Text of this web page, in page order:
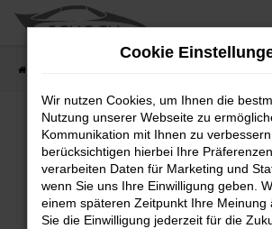
Zum
Fehler: Network
Beim Laden ist ein Fehler
Hier sind ein paar Tipps, die dir
Cookie
Wir nutzen Cookies, um Ihnen die
Nutzung unserer Webseite zu
Kommunikation mit Ihnen zu
berücksichtigen hierbei Ihre
verarbeiten Daten für Marketing und
wenn Sie uns Ihre Einwilligung geben.
einem späteren Zeitpunkt Ihre Meinung
Sie die Einwilligung jederzeit für die